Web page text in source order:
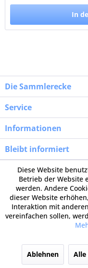
In
Die Sammlerecke
Service
Informationen
Bleibt informiert
Diese Website
Betrieb der Website
werden. Andere
dieser Website
Interaktion mit
vereinfachen sollen,
Ablehnen Alle